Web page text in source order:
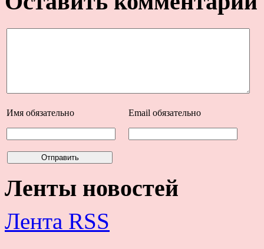
Имя обязательно Email обязательно
Ленты новостей
Лента RSS